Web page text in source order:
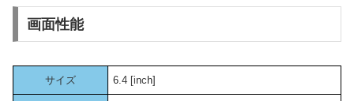
画面性能
サイズ 6.4 [inch]